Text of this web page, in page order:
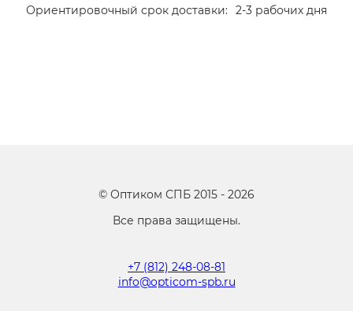
Ориентировочный срок доставки: 2-3 рабочих дня
© Оптиком СПБ 2015 - 2026
Все права защищены.
+7 (812) 248-08-81
info@opticom-spb.ru